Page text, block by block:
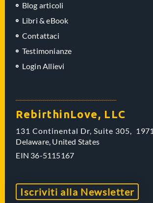
Blog articoli
Libri & eBook
Contattaci
Testimonianze
Login Allievi
RebirthinLove, LLC
131 Continental Dr, Suite 305,
Delaware, United States
EIN 36-5115167
Iscriviti alla Newsletter